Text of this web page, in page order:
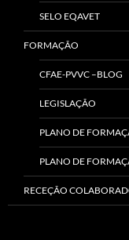
SELO EQAVET
FORMAÇÃO
CFAE-PVVC –BLOG
LEGISLAÇÃO
PLANO DE
PLANO DE
RECEÇÃO